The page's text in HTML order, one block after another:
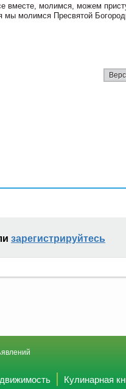
вместе, молимся, можем
мы молимся Пресвятой
зарегистрируйтесь
Кулинарная